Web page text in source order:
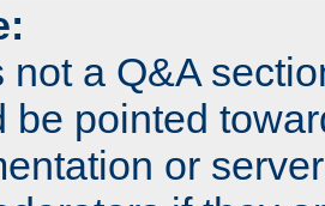
not a Q&A
be pointed
or